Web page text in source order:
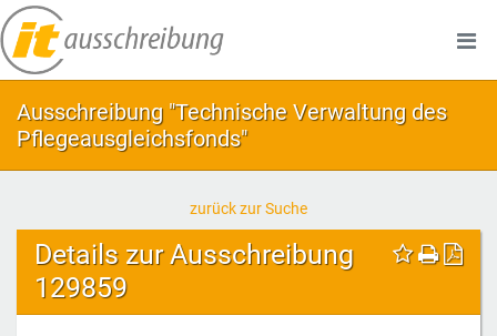
Ausschreibung "Technische Verwaltung des
Pflegeausgleichsfonds"
zurück zur Suche
Details zur Ausschreibung
129859